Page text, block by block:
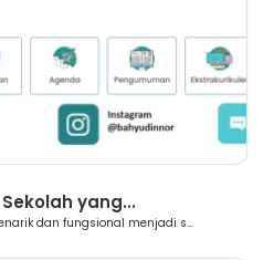
yang...
dan fungsional menjadi s...